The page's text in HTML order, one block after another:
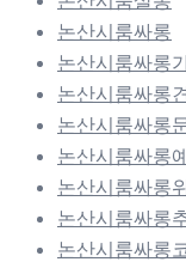
논산시룸싸롱
논산시룸싸롱
논산시룸싸롱
논산시룸싸롱
논산시룸싸롱
논산시룸싸롱
논산시룸싸롱
논산시룸싸롱